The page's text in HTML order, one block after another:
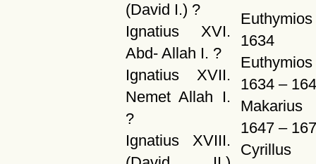
(David I.) ?
Ignatius XVI.
Abd- Allah I. ?
Ignatius XVII.
Nemet Allah I.
?
Ignatius XVIII.
1634
1634 –
1647 –